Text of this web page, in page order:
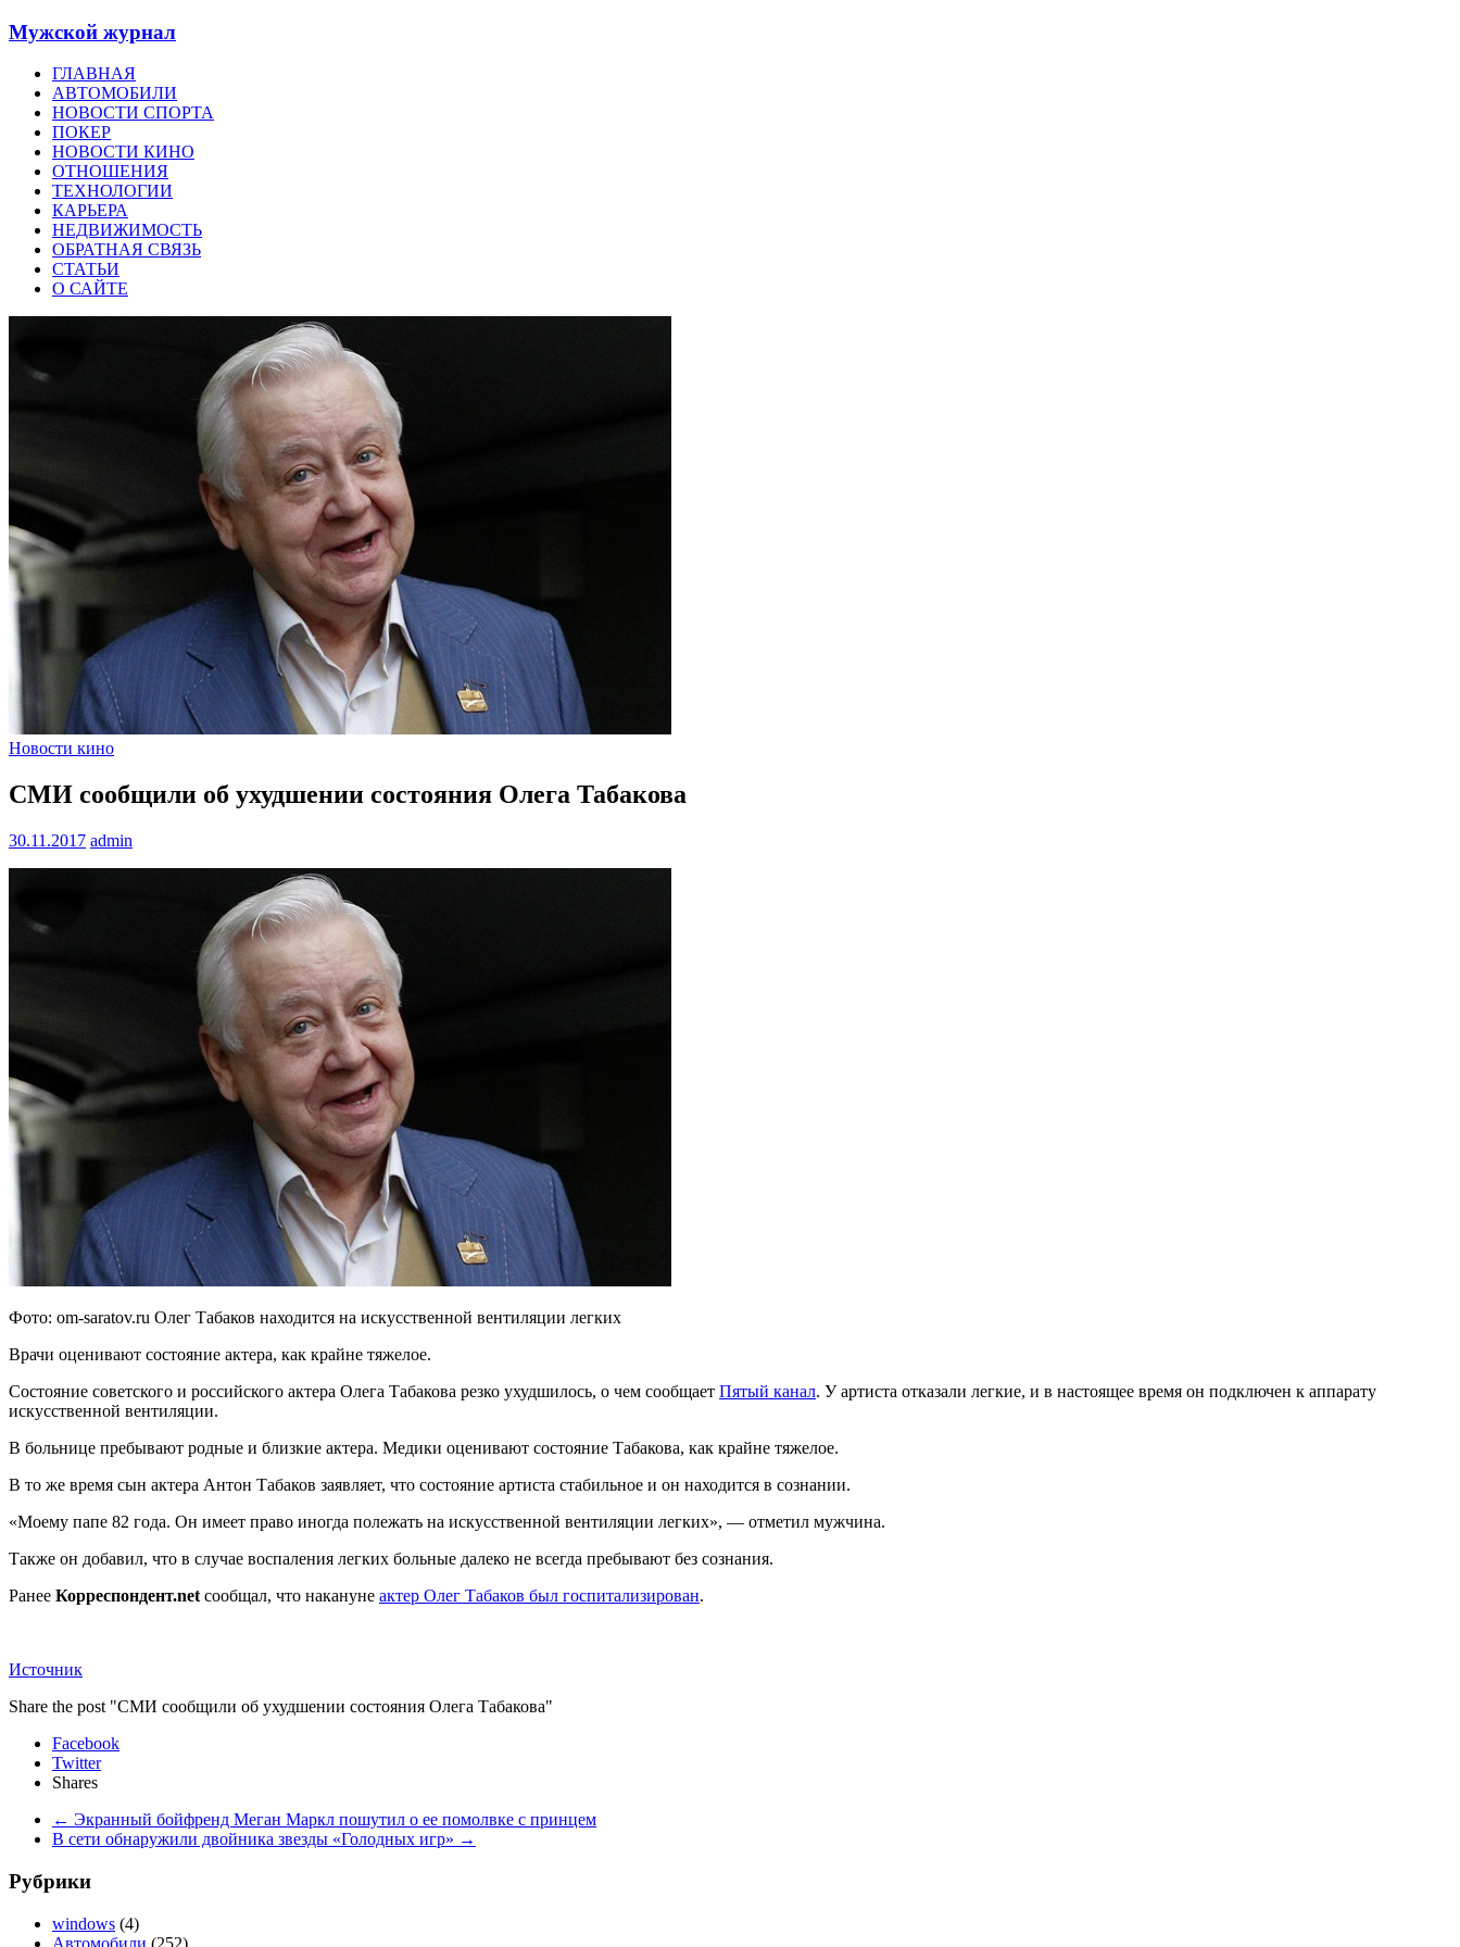
Мужской журнал
ГЛАВНАЯ
АВТОМОБИЛИ
НОВОСТИ СПОРТА
ПОКЕР
НОВОСТИ КИНО
ОТНОШЕНИЯ
ТЕХНОЛОГИИ
КАРЬЕРА
НЕДВИЖИМОСТЬ
ОБРАТНАЯ СВЯЗЬ
СТАТЬИ
О САЙТЕ
Новости кино
СМИ сообщили об ухудшении состояния Олега Табакова
30.11.2017 admin
Фото: om-saratov.ru Олег Табаков находится на искусственной вентиляции легких
Врачи оценивают состояние актера, как крайне тяжелое.
Состояние советского и российского актера Олега Табакова резко ухудшилось, о чем сообщает Пятый канал. У артиста отказали легкие, и в настоящее время он подключен к аппарату
искусственной вентиляции.
В больнице пребывают родные и близкие актера. Медики оценивают состояние Табакова, как крайне тяжелое.
В то же время сын актера Антон Табаков заявляет, что состояние артиста стабильное и он находится в сознании.
«Моему папе 82 года. Он имеет право иногда полежать на искусственной вентиляции легких», — отметил мужчина.
Также он добавил, что в случае воспаления легких больные далеко не всегда пребывают без сознания.
Ранее Корреспондент.net сообщал, что накануне актер Олег Табаков был госпитализирован.
Источник
Share the post "СМИ сообщили об ухудшении состояния Олега Табакова"
Facebook
Twitter
Shares
← Экранный бойфренд Меган Маркл пошутил о ее помолвке с принцем
В сети обнаружили двойника звезды «Голодных игр» →
Рубрики
windows (4)
Автомобили (252)